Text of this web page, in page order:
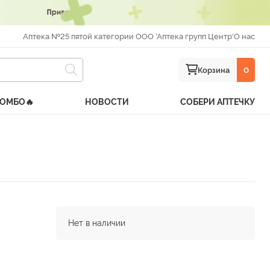
Аптека №25 пятой категории ООО 'Аптека групп Центр'О нас
Корзина 0
НОВОСТИ СОБЕРИ АПТЕЧКУ
Нет в наличии